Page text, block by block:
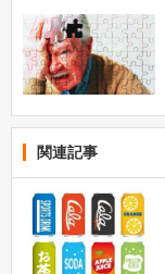
関連記事